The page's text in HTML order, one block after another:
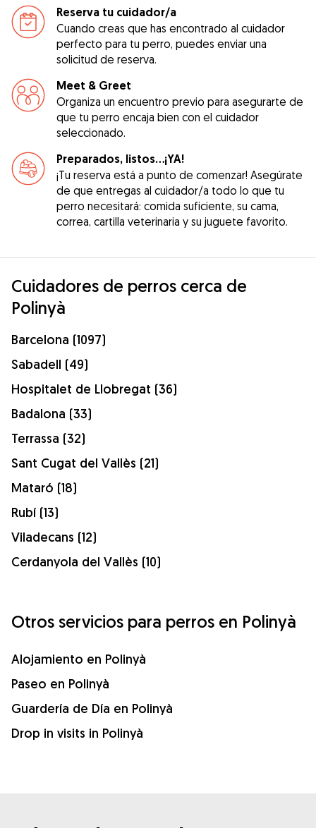
Reserva tu cuidador/a
Cuando creas que has encontrado al cuidador
perfecto para tu perro, puedes enviar una
solicitud de reserva.
Meet & Greet
Organiza un encuentro previo para asegurarte de
que tu perro encaja bien con el cuidador
seleccionado.
Preparados, listos...¡YA!
¡Tu reserva está a punto de comenzar! Asegúrate
de que entregas al cuidador/a todo lo que tu
perro necesitará: comida suficiente, su cama,
correa, cartilla veterinaria y su juguete favorito.
Cuidadores de perros cerca de
Polinyà
Barcelona (1097)
Sabadell (49)
Hospitalet de Llobregat (36)
Badalona (33)
Terrassa (32)
Sant Cugat del Vallès (21)
Mataró (18)
Rubí (13)
Viladecans (12)
Cerdanyola del Vallès (10)
Otros servicios para perros en Polinyà
Alojamiento en Polinyà
Paseo en Polinyà
Guardería de Día en Polinyà
Drop in visits in Polinyà